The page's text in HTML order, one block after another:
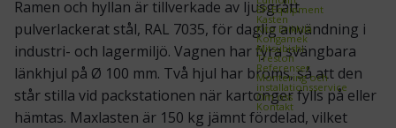
EP-Equipment
Kasten
Kito Erikkilä
Kongamek
Mitsubishi
Treston
Referenser
Montering och
installationsservice
Om oss
Kontakt
Ramen och hyllan är tillverkade av ljusgrått
pulverlackerat stål, RAL 7035, för daglig användning i
industri- och lagermiljö. Vagnen har fyra svängbara
länkhjul på Ø 100 mm. Två hjul har broms, så att den
står stilla vid packstationen när kartonger fylls på eller
hämtas. Maxlasten är 150 kg jämnt fördelad, vilket